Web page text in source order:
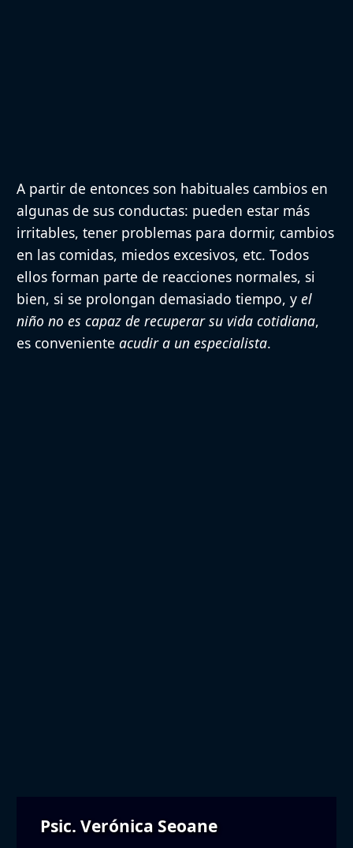
A partir de entonces son habituales cambios en
algunas de sus conductas: pueden estar más
irritables, tener problemas para dormir, cambios
en las comidas, miedos excesivos, etc. Todos
ellos forman parte de reacciones normales, si
bien, si se prolongan demasiado tiempo, y el
niño no es capaz de recuperar su vida cotidiana,
es conveniente acudir a un especialista.
Psic. Verónica Seoane